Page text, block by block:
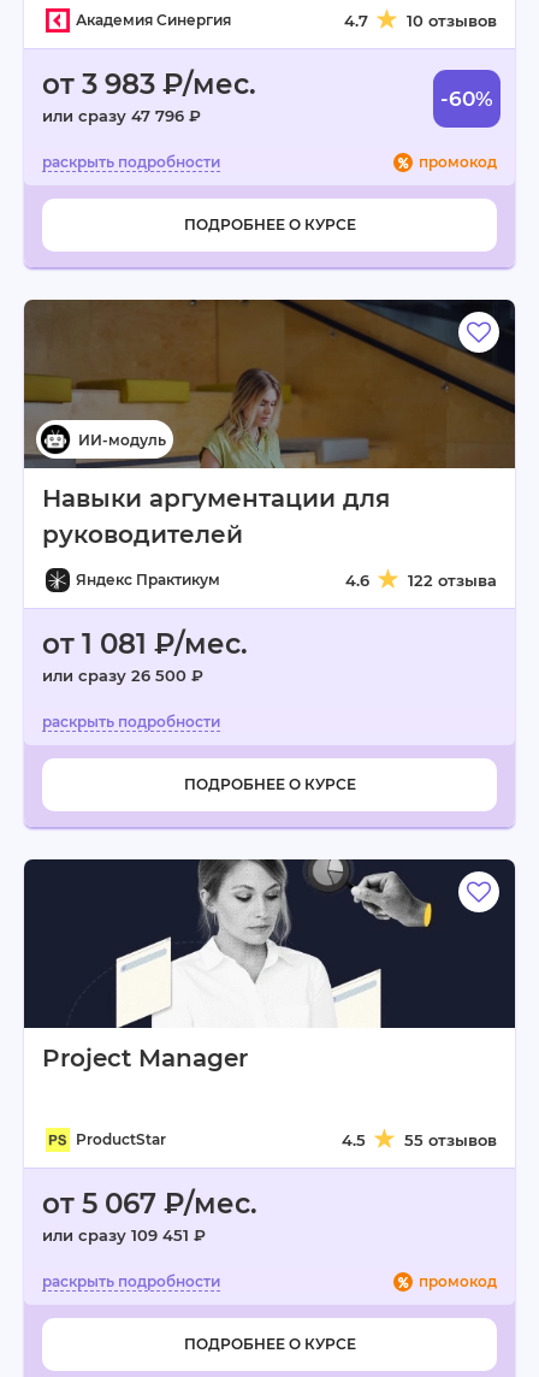
Академия Синергия 4.7 10 отзывов
от 3 983 ₽/мес.
или сразу 47 796 ₽
-60%
промокод
ПОДРОБНЕЕ О КУРСЕ
Навыки аргументации для
руководителей
Яндекс Практикум 4.6 122 отзыва
от 1 081 ₽/мес.
или сразу 26 500 ₽
ПОДРОБНЕЕ О КУРСЕ
Project Manager
ProductStar 4.5 55 отзывов
от 5 067 ₽/мес.
или сразу 109 451 ₽
промокод
ПОДРОБНЕЕ О КУРСЕ